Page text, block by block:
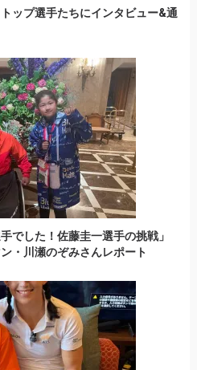
ップ選手たちにインタビュー&通
でした！佐藤圭一選手の挑戦」
・川瀬のぞみさんレポート